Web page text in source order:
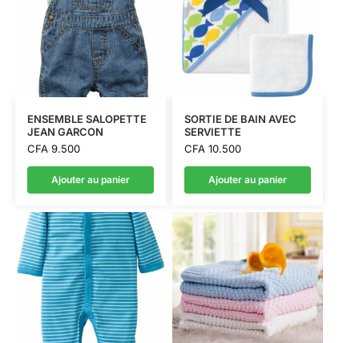
ENSEMBLE SALOPETTE
JEAN GARCON
CFA9.500
Ajouter au panier
SORTIE DE BAIN AVEC
SERVIETTE
CFA10.500
Ajouter au panier